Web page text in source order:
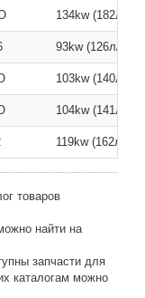
134kw (182л/с )
93kw (126л/с )
103kw (140л/с )
104kw (141л/с )
119kw (162л/с )
товаров
найти на
запчасти для
каталогам можно